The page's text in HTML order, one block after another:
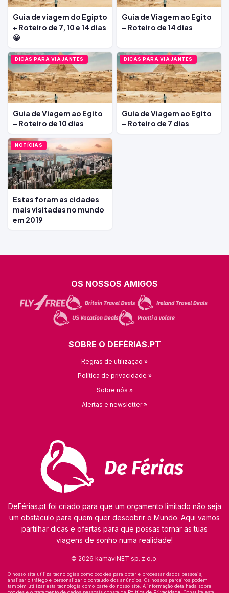
Guia de viagem do Egipto
+ Roteiro de 7, 10 e 14 dias
😀
Guia de Viagem ao Egito
– Roteiro de 14 dias
DICAS PARA VIAJANTES
Guia de Viagem ao Egito
– Roteiro de 10 dias
DICAS PARA VIAJANTES
Guia de Viagem ao Egito
– Roteiro de 7 dias
NOTÍCIAS
Estas foram as cidades
mais visitadas no mundo
em 2019
DeFérias.pt foi criado para que um orçamento limitado não seja
um obstáculo para quem quer descobrir o Mundo. Aqui vamos
partilhar dicas e ofertas para que possas tornar as tuas
viagens de sonho numa realidade!
© 2026 kamaviNET sp. z o.o.
OS NOSSOS AMIGOS
SOBRE O DEFÉRIAS.PT
Regras de utilização »
Política de privacidade »
Sobre nós »
Alertas e newsletter »
O nosso site utiliza tecnologias como cookies para obter e processar dados pessoais,
analisar o tráfego e personalizar o conteúdo dos anúncios. Os nossos parceiros podem
também utilizar esta tecnologia como parte do nosso site. A informação detalhada sobre